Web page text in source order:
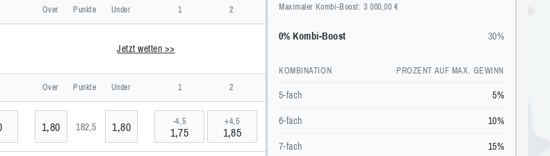
Over Punkte Under 1 2
Jetzt wetten >>
Over Punkte Under 1 2
1,80 182,5 1,80 -4,5
1,75
+4,5
1,85
Maximaler Kombi-Boost: 3 000,00 €
0% Kombi-Boost 30%
KOMBINATION PROZENT AUF MAX. GEWINN
5-fach 5%
6-fach 10%
7-fach 15%